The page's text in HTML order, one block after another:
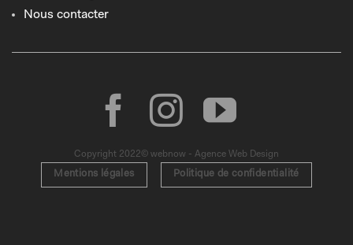
Nous contacter
Copyright 2022© webnow - Agence Web Design
Mentions légales Politique de confidentialité